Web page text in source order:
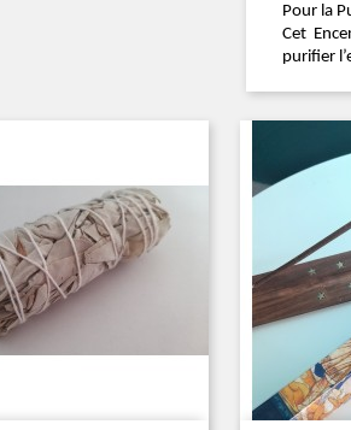
Pour la
Cet
purifier